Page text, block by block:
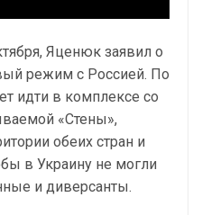
Яценюк заявил о
режим с Россией. По
идти в комплексе со
«Стены»,
обеих стран и
в Украину не могли
и диверсанты.